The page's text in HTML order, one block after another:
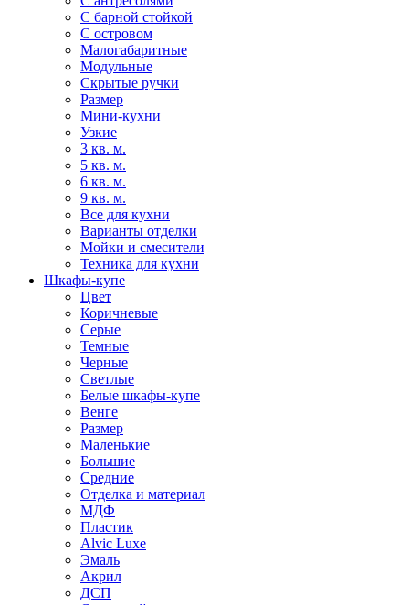
С барной стойкой
С островом
Малогабаритные
Модульные
Скрытые ручки
Размер
Мини-кухни
Узкие
3 кв. м.
5 кв. м.
6 кв. м.
9 кв. м.
Все для кухни
Варианты отделки
Мойки и смесители
Техника для кухни
Шкафы-купе
Цвет
Коричневые
Серые
Темные
Черные
Светлые
Белые шкафы-купе
Венге
Размер
Маленькие
Большие
Средние
Отделка и материал
МДФ
Пластик
Alvic Luxe
Эмаль
Акрил
ДСП